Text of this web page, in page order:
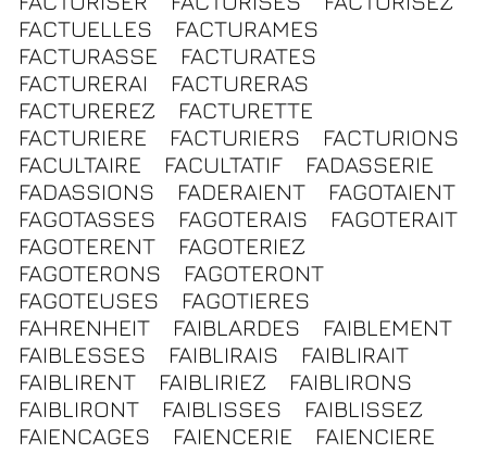
FACTUELLES
FACTURAMES
FACTURASSE
FACTURATES
FACTURERAI
FACTURERAS
FACTUREREZ
FACTURETTE
FACTURIERE
FACTURIERS
FACTURIONS
FACULTAIRE
FACULTATIF
FADASSERIE
FADASSIONS
FADERAIENT
FAGOTAIENT
FAGOTASSES
FAGOTERAIS
FAGOTERAIT
FAGOTERENT
FAGOTERIEZ
FAGOTERONS
FAGOTERONT
FAGOTEUSES
FAGOTIERES
FAHRENHEIT
FAIBLARDES
FAIBLEMENT
FAIBLESSES
FAIBLIRAIS
FAIBLIRAIT
FAIBLIRENT
FAIBLIRIEZ
FAIBLIRONS
FAIBLIRONT
FAIBLISSES
FAIBLISSEZ
FAIENCAGES
FAIENCERIE
FAIENCIERE